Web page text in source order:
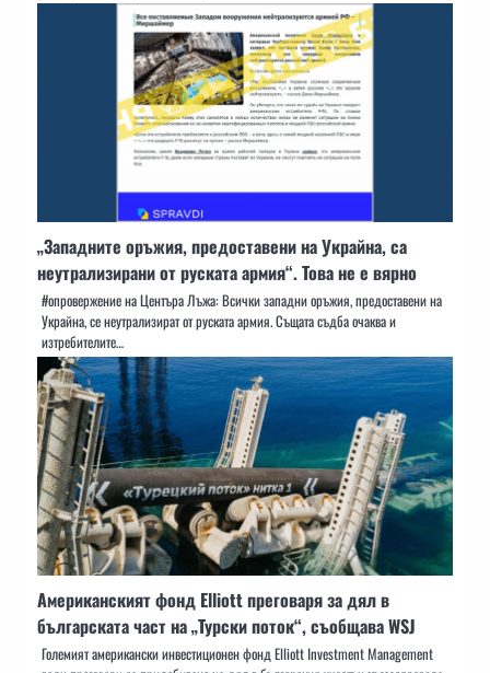
„Западните оръжия, предоставени на Украйна, са
неутрализирани от руската армия“. Това не е вярно
#опровержение на Центъра Лъжа: Всички западни оръжия, предоставени на
Украйна, се неутрализират от руската армия. Същата съдба очаква и
изтребителите…
Американският фонд Elliott преговаря за дял в
българската част на „Турски поток“, съобщава WSJ
Големият американски инвестиционен фонд Elliott Investment Management